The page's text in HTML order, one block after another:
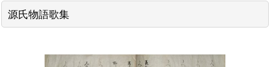
源氏物語歌集